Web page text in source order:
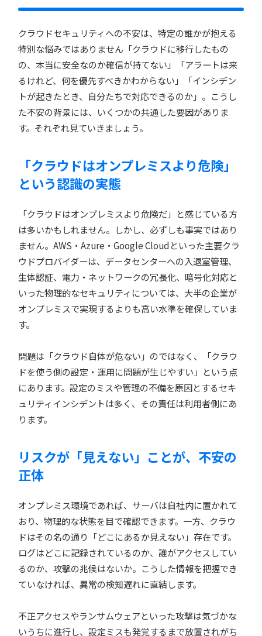
クラウドセキュリティへの不安は、特定の誰かが抱える
特別な悩みではありません「クラウドに移行したもの
の、本当に安全なのか確信が持てない」「アラートは来
るけれど、何を優先すべきかわからない」「インシデン
トが起きたとき、自分たちで対応できるのか」。こうし
た不安の背景には、いくつかの共通した要因がありま
す。それぞれ見ていきましょう。
「クラウドはオンプレミスより危険」
という認識の実態
「クラウドはオンプレミスより危険だ」と感じている方
は多いかもしれません。しかし、必ずしも事実ではあり
ません。AWS・Azure・Google Cloudといった主要クラ
ウドプロバイダーは、データセンターへの入退室管理、
生体認証、電力・ネットワークの冗長化、暗号化対応と
いった物理的なセキュリティについては、大半の企業が
オンプレミスで実現するよりも高い水準を確保していま
す。
問題は「クラウド自体が危ない」のではなく、「クラウ
ドを使う側の設定・運用に問題が生じやすい」という点
にあります。設定のミスや管理の不備を原因とするセキ
ュリティインシデントは多く、その責任は利用者側にあ
ります。
リスクが「見えない」ことが、不安の
正体
オンプレミス環境であれば、サーバは自社内に置かれて
おり、物理的な状態を目で確認できます。一方、クラウ
ドはその名の通り「どこにあるか見えない」存在です。
ログはどこに記録されているのか、誰がアクセスしてい
るのか、攻撃の兆候はないか。こうした情報を把握でき
ていなければ、異常の検知遅れに直結します。
不正アクセスやランサムウェアといった攻撃は気づかな
いうちに進行し、設定ミスも発覚するまで放置されがち